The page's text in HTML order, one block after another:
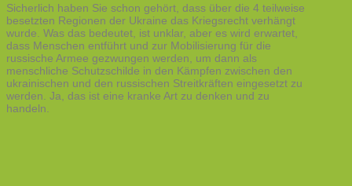
Sicherlich haben Sie schon gehört, dass über die 4 teilweise
besetzten Regionen der Ukraine das Kriegsrecht verhängt
wurde. Was das bedeutet, ist unklar, aber es wird erwartet,
dass Menschen entführt und zur Mobilisierung für die
russische Armee gezwungen werden, um dann als
menschliche Schutzschilde in den Kämpfen zwischen den
ukrainischen und den russischen Streitkräften eingesetzt zu
werden. Ja, das ist eine kranke Art zu denken und zu
handeln.